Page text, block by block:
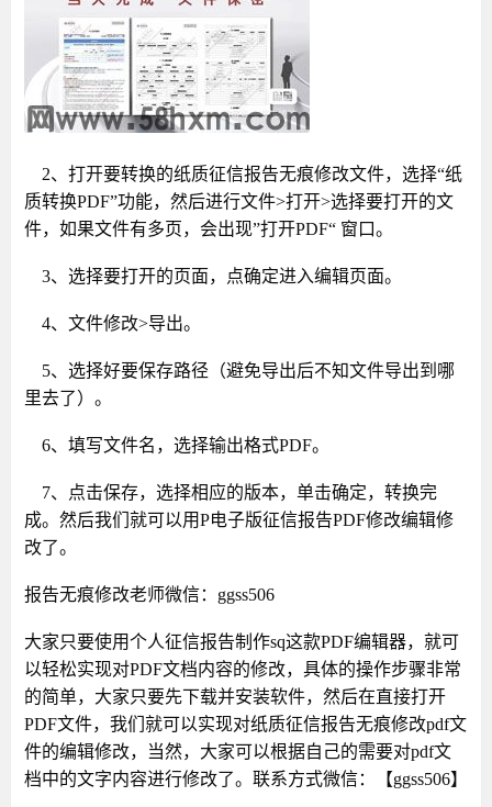
2、打开要转换的纸质征信报告无痕修改文件，选择“纸
质转换PDF”功能，然后进行文件>打开>选择要打开的文
件，如果文件有多页，会出现”打开PDF“ 窗口。
3、选择要打开的页面，点确定进入编辑页面。
4、文件修改>导出。
5、选择好要保存路径（避免导出后不知文件导出到哪
里去了）。
6、填写文件名，选择输出格式PDF。
7、点击保存，选择相应的版本，单击确定，转换完
成。然后我们就可以用P电子版征信报告PDF修改编辑修
改了。
报告无痕修改老师微信： ggss506
大家只要使用个人征信报告制作sq这款PDF编辑器，就可
以轻松实现对PDF文档内容的修改，具体的操作步骤非常
的简单，大家只要先下载并安装软件，然后在直接打开
PDF文件，我们就可以实现对纸质征信报告无痕修改pdf文
件的编辑修改，当然，大家可以根据自己的需要对pdf文
档中的文字内容进行修改了。 联系方式微信：【ggss506】